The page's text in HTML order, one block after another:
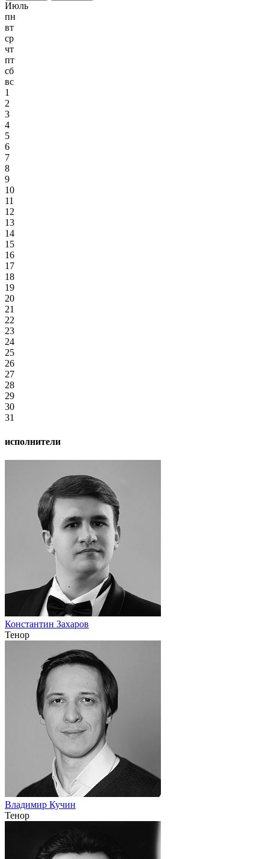
Июль
пн
вт
ср
чт
пт
сб
вс
1
2
3
4
5
6
7
8
9
10
11
12
13
14
15
16
17
18
19
20
21
22
23
24
25
26
27
28
29
30
31
исполнители
Константин Захаров
Тенор
Владимир Кучин
Тенор